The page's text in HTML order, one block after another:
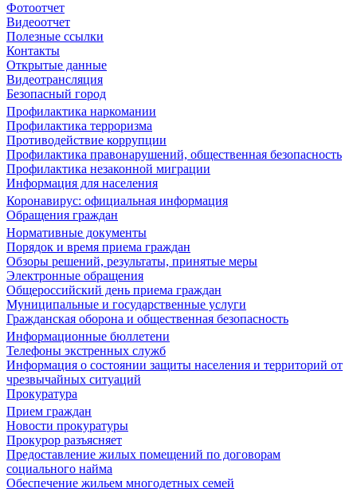
Фотоотчет
Видеоотчет
Полезные ссылки
Контакты
Открытые данные
Видеотрансляция
Безопасный город
Профилактика наркомании
Профилактика терроризма
Противодействие коррупции
Профилактика правонарушений, общественная безопасность
Профилактика незаконной миграции
Информация для населения
Коронавирус: официальная информация
Обращения граждан
Нормативные документы
Порядок и время приема граждан
Обзоры решений, результаты, принятые меры
Электронные обращения
Общероссийский день приема граждан
Муниципальные и государственные услуги
Гражданская оборона и общественная безопасность
Информационные бюллетени
Телефоны экстренных служб
Информация о состоянии защиты населения и территорий от
чрезвычайных ситуаций
Прокуратура
Прием граждан
Новости прокуратуры
Прокурор разъясняет
Предоставление жилых помещений по договорам
социального найма
Обеспечение жильем многодетных семей